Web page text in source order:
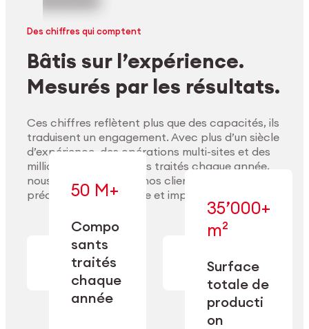
Explorer les matériaux
Des chiffres qui comptent
Bâtis sur l’expérience.
Mesurés par les résultats.
Ces chiffres reflètent plus que des capacités, ils
traduisent un engagement. Avec plus d’un siècle
d’expérience, des opérations multi-sites et des
millions de composants traités chaque année,
nous accompagnons nos clients pour délivrer
précision, performance et impact durable.
50 M+
Compo
sants
traités
chaque
année
— en usinage,
nettoyage et
conditionnement.
35’000+
m²
Surface
totale de
producti
on
— conçue pour
précision et la
flexibilité
opérationnelle.